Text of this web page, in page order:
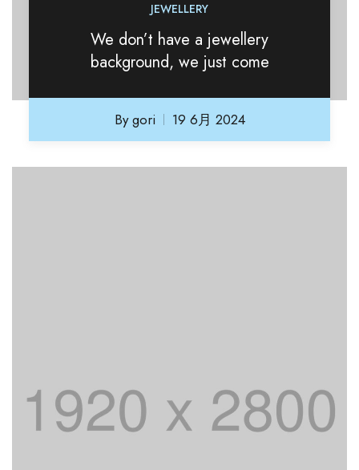
JEWELLERY
We don’t have a jewellery
background, we just come
Bygori 19 6月 2024